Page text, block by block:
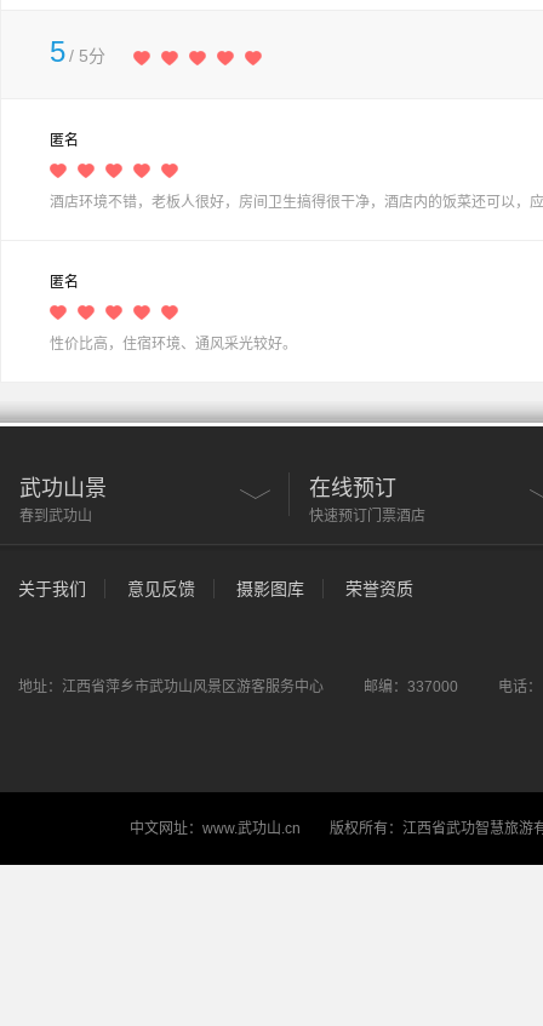
5/ 5分
匿名
酒店环境不错，老板人很好，房间卫生搞得很干净，酒店内的饭菜还可以，
匿名
性价比高，住宿环境、通风采光较好。
武功山景
春到武功山
在线预订
快速预订门票酒店
关于我们 意见反馈 摄影图库 荣誉资质
地址：江西省萍乡市武功山风景区游客服务中心 邮编：337000
中文网址：www.武功山.cn 版权所有：江西省武功智慧旅